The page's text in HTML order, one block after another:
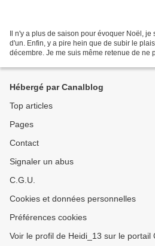
Il n'y a plus de saison pour évoquer Noël,
d'un. Enfin, y a pire hein que de subir le
décembre. Je me suis même retenue de ne
Hébergé par Canalblog
Top articles
Pages
Contact
Signaler un abus
C.G.U.
Cookies et données personnelles
Préférences cookies
Voir le profil de Heidi_13 sur le portail